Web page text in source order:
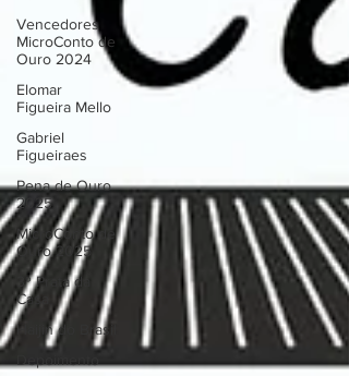
Vencedores
MicroConto de
Ouro 2024
Elomar
Figueira Mello
Gabriel
Figueiraes
Pena de Ouro
2025
MicroConto de
Ouro 2025
3º Prata da
Casa
Haijin do Brasil